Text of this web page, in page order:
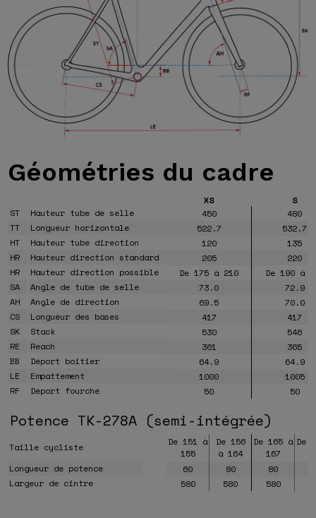
Géométries du cadre
XS
S
ST
Hauteur tube de selle 450
480
TT
Longueur horizontale 522.7
532.7
HT
Hauteur tube direction 120
135
HR
Hauteur direction standard 205
220
HR
Hauteur direction possible De 175 à 210
De 190 à
SA
Angle de tube de selle 73.0
72.9
AH
Angle de direction 69.5
70.0
CS
Longueur des bases 417
417
SK
Stack 530
546
RE
Reach 361
365
BB
Déport boitier 64.9
64.9
LE
Empattement 1000
1005
RF
Déport fourche 50 50
Potence TK-278A (semi-intégrée)
Taille cycliste
De 151 à
155
De 156
à 164
De 165 à
167
De
Longueur de potence
60 80 80
Largeur de cintre
580 580 580